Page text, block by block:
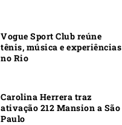
Vogue Sport Club reúne
tênis, música e experiências
no Rio
Carolina Herrera traz
ativação 212 Mansion a São
Paulo